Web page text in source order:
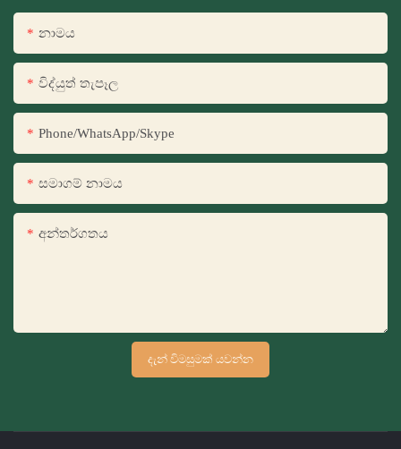
නාමය
විද්යුත් තැපෑල
Phone/WhatsApp/Skype
සමාගම් නාමය
අන්තර්ගතය
දැන් විමසුමක් යවන්න